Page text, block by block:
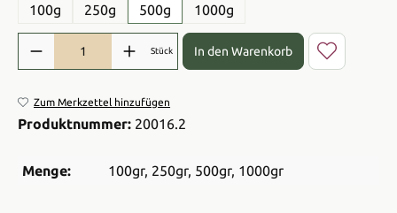
100g 250g 500g 1000g
Produkt Anzahl: Gib den gewünschten Wert ein oder benutze die
Stück In den Warenkorb
Zum Merkzettel hinzufügen
Produktnummer: 20016.2
Menge: 100gr, 250gr, 500gr, 1000gr